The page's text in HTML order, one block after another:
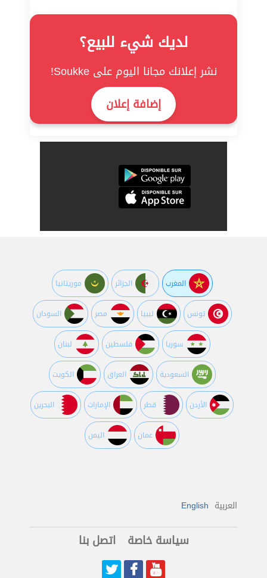
لديك شيء للبيع؟
نشر إعلانك مجانا اليوم على Soukke!
إضافة إعلان
المغرب الجزائر موريتانيا
تونس ليبيا مصر السودان
سوريا فلسطين لبنان
السعودية العراق الكويت
اﻷردن قطر اﻹمارات البحرين
عمان اليمن
العربية English
سياسة خاصة اتصل بنا